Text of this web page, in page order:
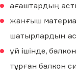
ағаштардың
жанғыш
шатырлардың
үй ішінде,
тұрған балкон